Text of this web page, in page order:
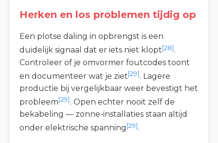
Herken en los problemen tijdig op
Een plotse daling in opbrengst is een
duidelijk signaal dat er iets niet klopt[28].
Controleer of je omvormer foutcodes toont
en documenteer wat je ziet[29]. Lagere
productie bij vergelijkbaar weer bevestigt het
probleem[29]. Open echter nooit zelf de
bekabeling — zonne-installaties staan altijd
onder elektrische spanning[29].